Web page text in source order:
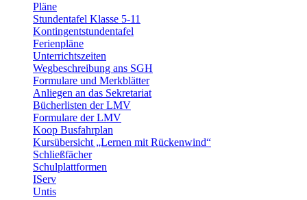
Pläne
Stundentafel Klasse 5-11
Kontingentstundentafel
Ferienpläne
Unterrichtszeiten
Wegbeschreibung ans SGH
Formulare und Merkblätter
Anliegen an das Sekretariat
Bücherlisten der LMV
Formulare der LMV
Koop Busfahrplan
Kursübersicht „Lernen mit Rückenwind“
Schließfächer
Schulplattformen
IServ
Untis